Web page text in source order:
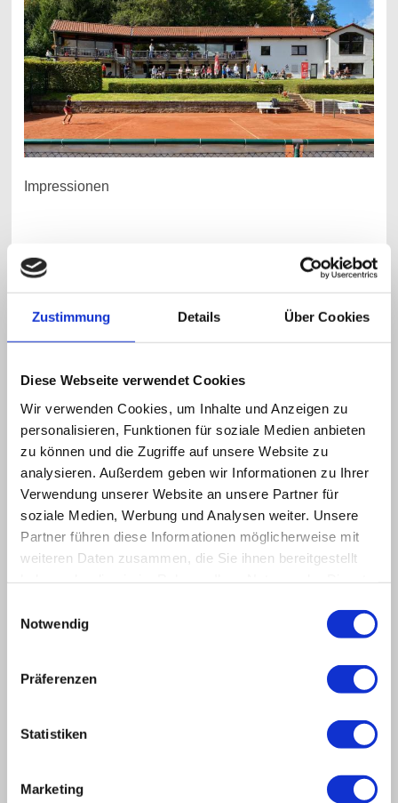
Zustimmung Details Über Cookies
Diese Webseite verwendet Cookies
Wir verwenden Cookies, um Inhalte und Anzeigen zu
personalisieren, Funktionen für soziale Medien anbieten
zu können und die Zugriffe auf unsere Website zu
analysieren. Außerdem geben wir Informationen zu Ihrer
Verwendung unserer Website an unsere Partner für
soziale Medien, Werbung und Analysen weiter. Unsere
Partner führen diese Informationen möglicherweise mit
weiteren Daten zusammen, die Sie ihnen bereitgestellt
Notwendig
Präferenzen
Statistiken
Marketing
Impressionen
Was früher Offline-Plätze waren, sind heute